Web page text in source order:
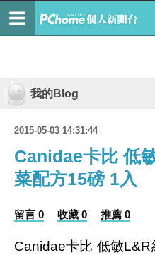
我的Blog
2015-05-03 14:31:44
Canidae卡比 低
菜配方15磅 1入
留言 0 收藏 0 推薦 0
Canidae卡比 低敏